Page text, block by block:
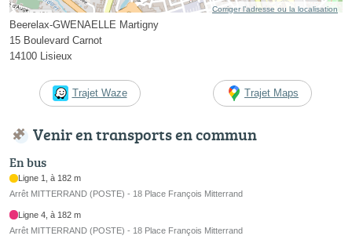
Corriger l’adresse ou la localisation
Beerelax-GWENAELLE Martigny
15 Boulevard Carnot
14100 Lisieux
Trajet Waze Trajet Maps
Venir en transports en commun
En bus
Ligne 1, à 182 m
Arrêt MITTERRAND (POSTE) - 18 Place François Mitterrand
Ligne 4, à 182 m
Arrêt MITTERRAND (POSTE) - 18 Place François Mitterrand